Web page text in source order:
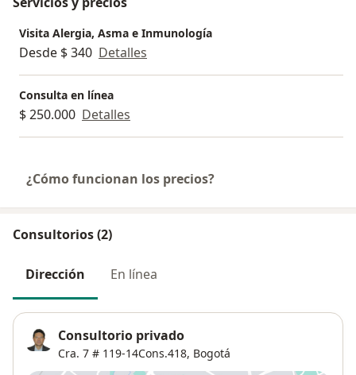
• Terapias biológicas
Visita Alergia, Asma e Inmunología
Desde $ 340 Detalles
Consulta en línea
$ 250.000 Detalles
¿Cómo funcionan los precios?
Consultorios (2)
Dirección En línea
Consultorio privado
Cra. 7 # 119-14Cons.418, Bogotá